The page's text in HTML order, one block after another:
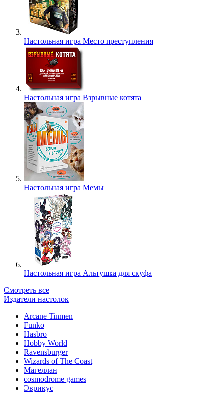
Настольная игра Место преступления
Настольная игра Взрывные котята
Настольная игра Мемы
Настольная игра Альтушка для скуфа
Смотреть все
Издатели настолок
Arcane Tinmen
Funko
Hasbro
Hobby World
Ravensburger
Wizards of The Coast
Магеллан
сosmodrome games
Эврикус